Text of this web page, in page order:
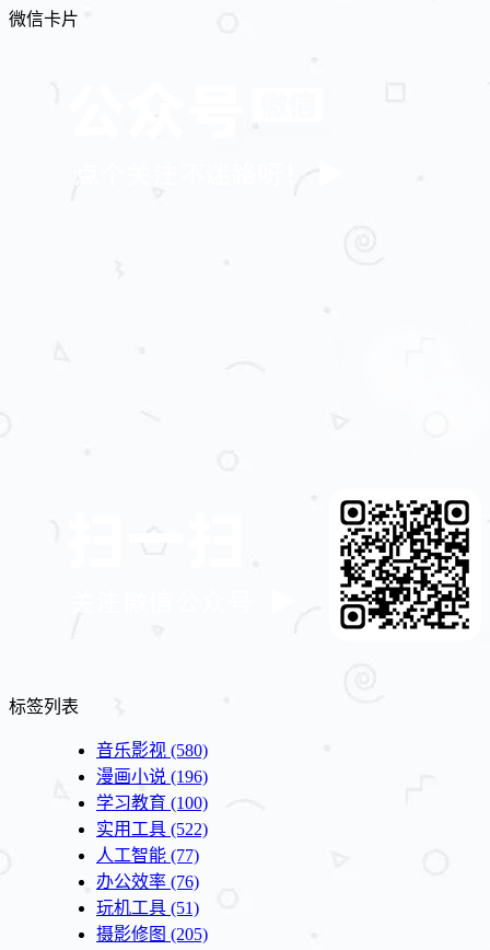
微信卡片
标签列表
音乐影视 (580)
漫画小说 (196)
学习教育 (100)
实用工具 (522)
人工智能 (77)
办公效率 (76)
玩机工具 (51)
摄影修图 (205)